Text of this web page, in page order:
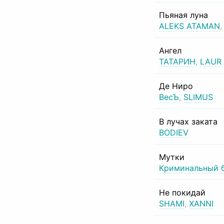
Пьяная луна
ALEKS ATAMAN,
Ангел
ТАТАРИН, LAUR
Де Ниро
ВесЪ, SLIMUS
В лучах заката
BODIEV
Мутки
Криминальный
Не покидай
SHAMI, XANNI